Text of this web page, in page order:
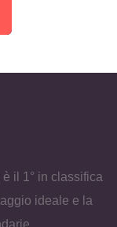
il 1° in classifica
ideale e la